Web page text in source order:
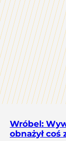
Wróbel:
obnażył coś